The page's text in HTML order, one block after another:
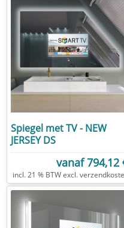
Spiegel met TV - NEW
JERSEY DS
vanaf794,12
excl.